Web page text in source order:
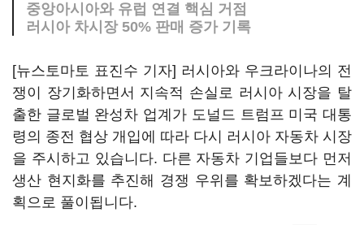
중앙아시아와 유럽 연결 핵심 거점
러시아 차시장 50% 판매 증가 기록
[뉴스토마토 표진수 기자] 러시아와 우크라이나의 전
쟁이 장기화하면서 지속적 손실로 러시아 시장을 탈
출한 글로벌 완성차 업계가 도널드 트럼프 미국 대통
령의 종전 협상 개입에 따라 다시 러시아 자동차 시장
을 주시하고 있습니다. 다른 자동차 기업들보다 먼저
생산 현지화를 추진해 경쟁 우위를 확보하겠다는 계
획으로 풀이됩니다.